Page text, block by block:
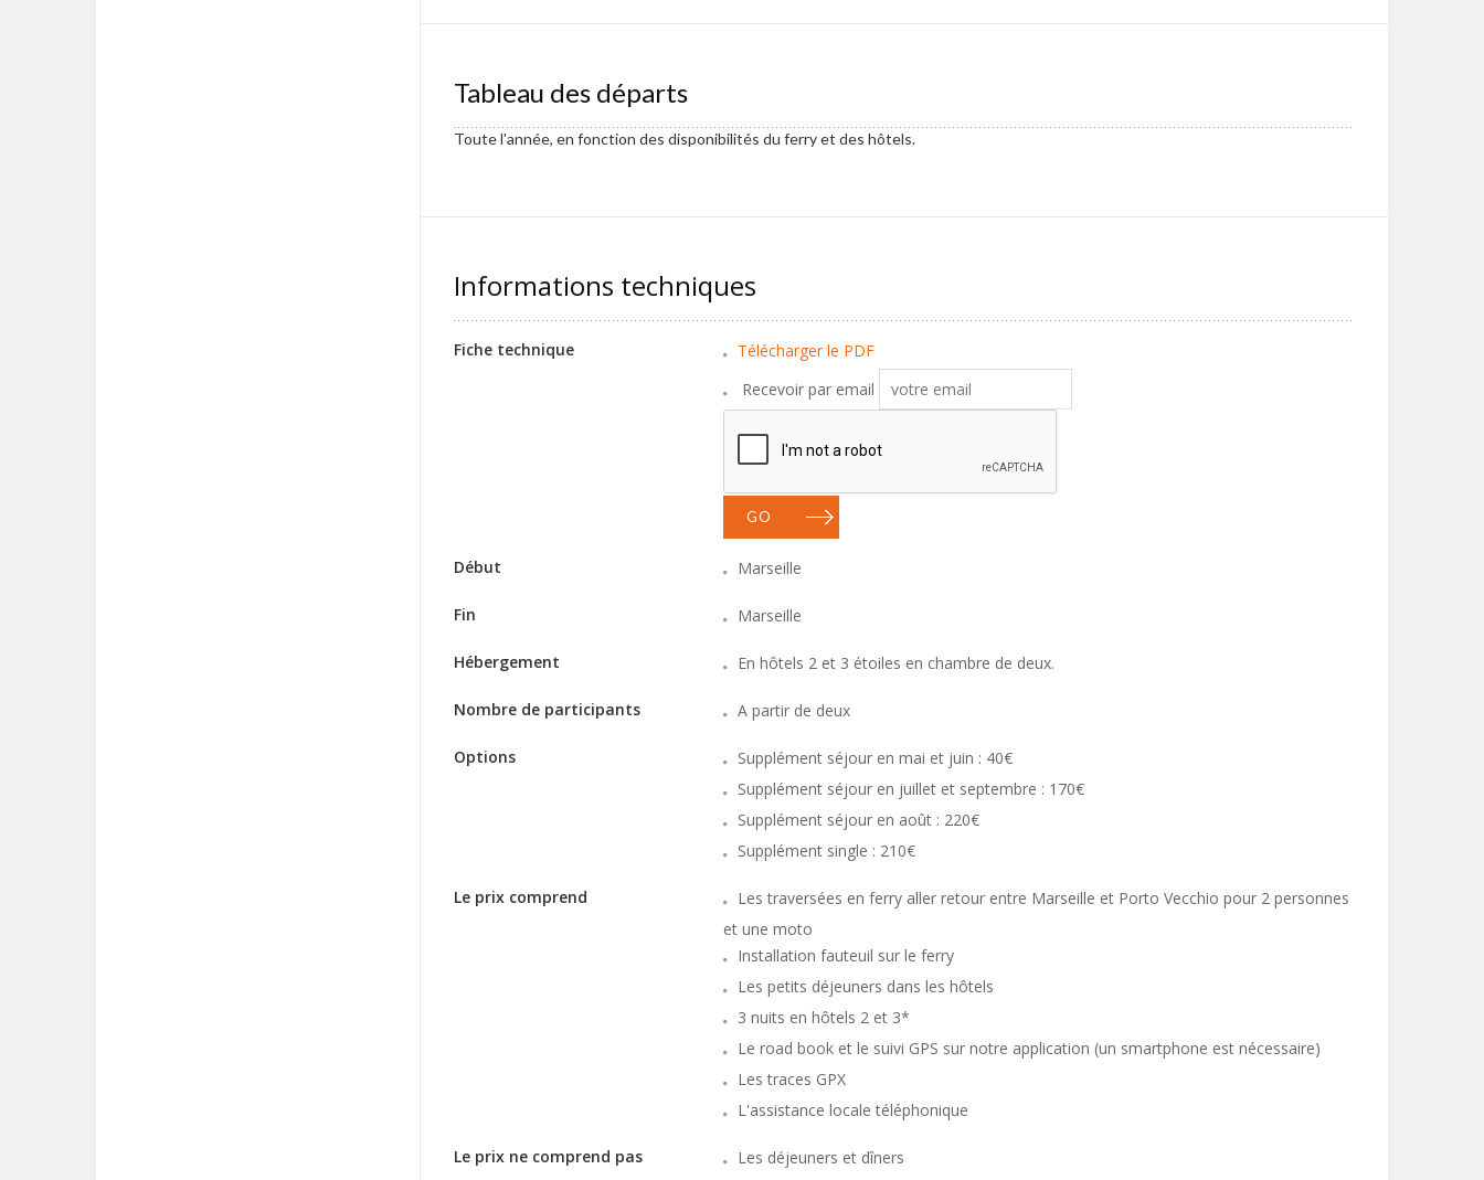
Tableau des départs
Toute l'année, en fonction des disponibilités du ferry et des hôtels.
Informations techniques
Fiche technique
Télécharger le PDF
Recevoir par email
GO
Début Marseille
Fin Marseille
Hébergement En hôtels 2 et 3 étoiles en chambre de deux.
Nombre de participants A partir de deux
Options
Supplément séjour en mai et juin : 40€
Supplément séjour en juillet et septembre : 170€
Supplément séjour en août : 220€
Supplément single : 210€
Le prix comprend
Les traversées en ferry aller retour entre Marseille et Porto Vecchio pour 2 personnes
et une moto
Installation fauteuil sur le ferry
Les petits déjeuners dans les hôtels
3 nuits en hôtels 2 et 3*
Le road book et le suivi GPS sur notre application (un smartphone est nécessaire)
Les traces GPX
L'assistance locale téléphonique
Le prix ne comprend pas
Les déjeuners et dîners